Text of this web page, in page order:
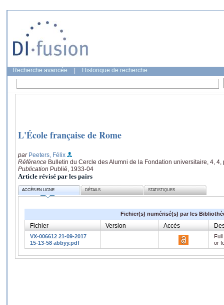
Recherche avancée Historique de recherche
L'École française de Rome
par Peeters, Félix
Référence Bulletin du Cercle des Alumni de la Fondation universitaire, 4, 4,
Publication Publié, 1933-04
Article révisé par les pairs
ACCÈS EN LIGNE DÉTAILS STATISTIQUES
Fichier(s) numérisé(s) par les
Fichier Version Accès
VX-006612 21-09-2017
15-13-58 abbyy.pdf
or